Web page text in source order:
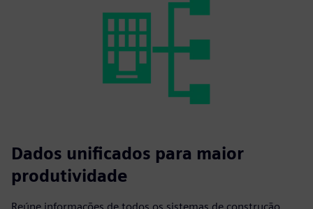
Dados unificados para maior
produtividade